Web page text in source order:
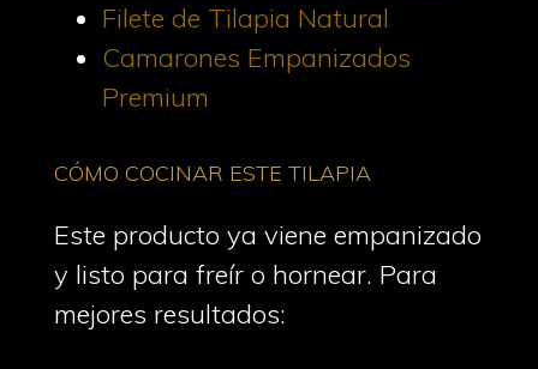
Filete de Tilapia Natural
Camarones Empanizados
Premium
CÓMO COCINAR ESTE TILAPIA
Este producto ya viene empanizado
y listo para freír o hornear. Para
mejores resultados: